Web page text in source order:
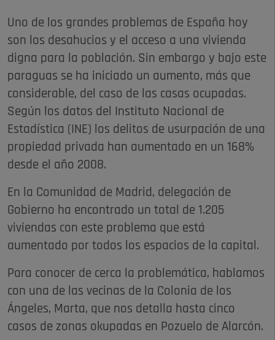
Uno de los grandes problemas de España hoy
son los desahucios y el acceso a una vivienda
digna para la población. Sin embargo y bajo este
paraguas se ha iniciado un aumento, más que
considerable, del caso de las casas ocupadas.
Según los datos del Instituto Nacional de
Estadística (INE) los delitos de usurpación de una
propiedad privada han aumentado en un 168%
desde el año 2008.
En la Comunidad de Madrid, delegación de
Gobierno ha encontrado un total de 1.205
viviendas con este problema que está
aumentado por todos los espacios de la capital.
Para conocer de cerca la problemática, hablamos
con una de las vecinas de la Colonia de los
Ángeles, Marta, que nos detalla hasta cinco
casos de zonas okupadas en Pozuelo de Alarcón.